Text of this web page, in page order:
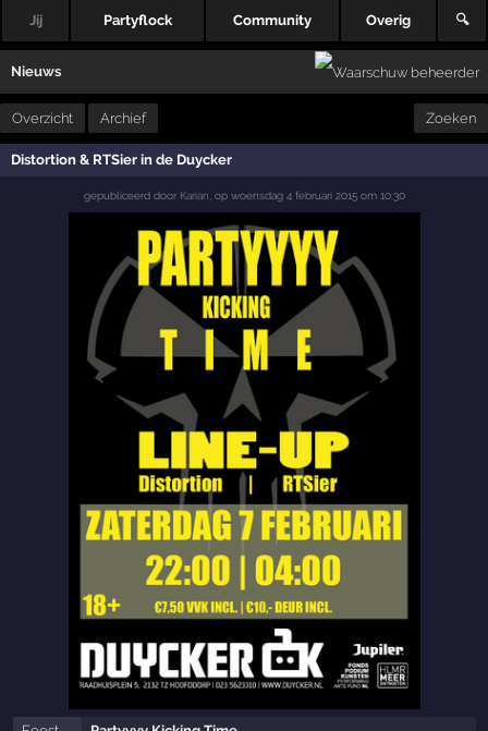
Jij Partyflock Community Overig 🔍
Nieuws
Overzicht Archief Zoeken
Distortion & RTSier in de Duycker
gepubliceerd door Karian op woensdag 4 februari 2015 om 10:30